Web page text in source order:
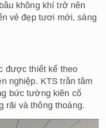
không khí trở nên
vẻ đẹp tươi mới, sáng
được thiết kế theo
nghiệp. KTS trần tâm
bức tường kiên cố
rãi và thông thoáng.